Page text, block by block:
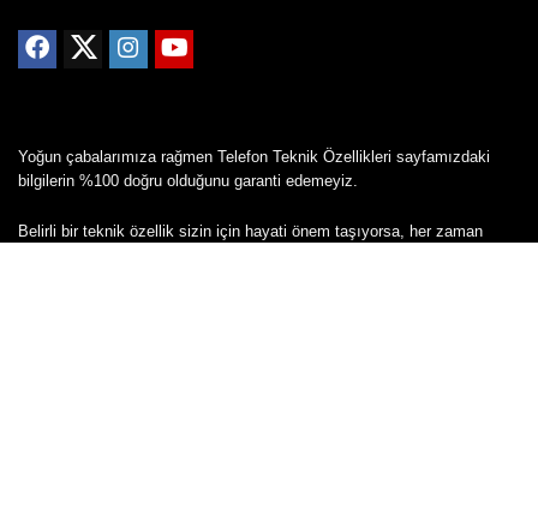
Yoğun çabalarımıza rağmen Telefon Teknik Özellikleri sayfamızdaki
bilgilerin %100 doğru olduğunu garanti edemeyiz.
Belirli bir teknik özellik sizin için hayati önem taşıyorsa, her zaman